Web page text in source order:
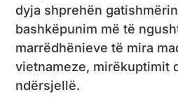
dyja shprehën
bashkëpunim më të
marrëdhënieve të mira
vietnameze, mirëkuptimit
ndërsjellë.